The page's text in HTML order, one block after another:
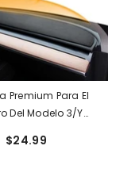
Premium Para El
Del Modelo 3/Y
Para Tesla (2017-
$24.99